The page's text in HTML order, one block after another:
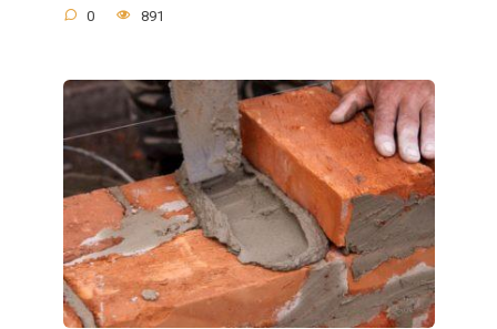
0 891